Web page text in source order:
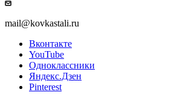
mail@kovkastali.ru
Вконтакте
YouTube
Одноклассники
Яндекс.Дзен
Pinterest